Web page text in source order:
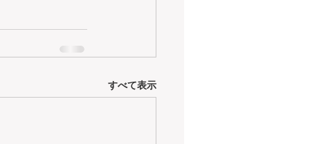
すべて表示